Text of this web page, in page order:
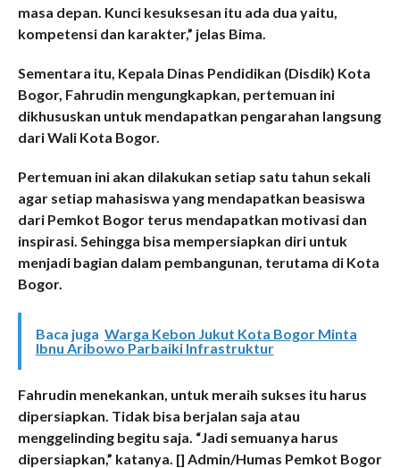
masa depan. Kunci kesuksesan itu ada dua yaitu,
kompetensi dan karakter,” jelas Bima.
Sementara itu, Kepala Dinas Pendidikan (Disdik) Kota
Bogor, Fahrudin mengungkapkan, pertemuan ini
dikhususkan untuk mendapatkan pengarahan langsung
dari Wali Kota Bogor.
Pertemuan ini akan dilakukan setiap satu tahun sekali
agar setiap mahasiswa yang mendapatkan beasiswa
dari Pemkot Bogor terus mendapatkan motivasi dan
inspirasi. Sehingga bisa mempersiapkan diri untuk
menjadi bagian dalam pembangunan, terutama di Kota
Bogor.
Baca juga Warga Kebon Jukut Kota Bogor Minta
Ibnu Aribowo Parbaiki Infrastruktur
Fahrudin menekankan, untuk meraih sukses itu harus
dipersiapkan. Tidak bisa berjalan saja atau
menggelinding begitu saja. “Jadi semuanya harus
dipersiapkan,” katanya. [] Admin/Humas Pemkot Bogor